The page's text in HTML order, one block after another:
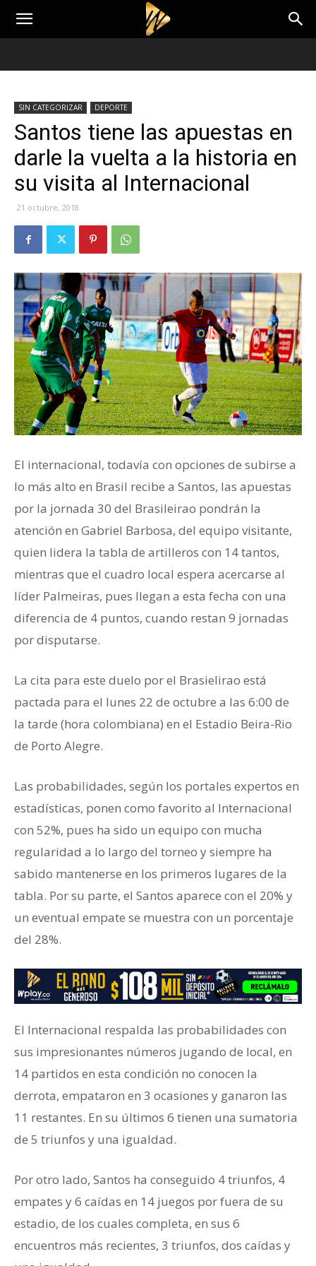
SIN CATEGORIZAR DEPORTE
Santos tiene las apuestas en
darle la vuelta a la historia en
su visita al Internacional
21 octubre, 2018
El internacional, todavía con opciones de subirse a
lo más alto en Brasil recibe a Santos, las apuestas
por la jornada 30 del Brasileirao pondrán la
atención en Gabriel Barbosa, del equipo visitante,
quien lidera la tabla de artilleros con 14 tantos,
mientras que el cuadro local espera acercarse al
líder Palmeiras, pues llegan a esta fecha con una
diferencia de 4 puntos, cuando restan 9 jornadas
por disputarse.
La cita para este duelo por el Brasielirao está
pactada para el lunes 22 de octubre a las 6:00 de
la tarde (hora colombiana) en el Estadio Beira-Rio
de Porto Alegre.
Las probabilidades, según los portales expertos en
estadísticas, ponen como favorito al Internacional
con 52%, pues ha sido un equipo con mucha
regularidad a lo largo del torneo y siempre ha
sabido mantenerse en los primeros lugares de la
tabla. Por su parte, el Santos aparece con el 20% y
un eventual empate se muestra con un porcentaje
del 28%.
El Internacional respalda las probabilidades con
sus impresionantes números jugando de local, en
14 partidos en esta condición no conocen la
derrota, empataron en 3 ocasiones y ganaron las
11 restantes. En su últimos 6 tienen una sumatoria
de 5 triunfos y una igualdad.
Por otro lado, Santos ha conseguido 4 triunfos, 4
empates y 6 caídas en 14 juegos por fuera de su
estadio, de los cuales completa, en sus 6
encuentros más recientes, 3 triunfos, dos caídas y